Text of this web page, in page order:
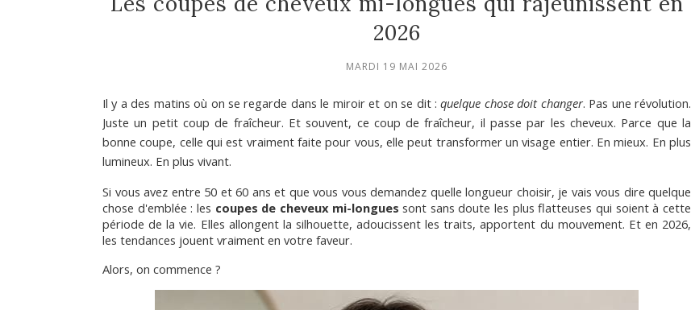
2026
MARDI 19 MAI 2026
Il y a des matins où on se regarde dans le miroir et on se dit : quelque chose doit changer. Pas une révolution.
Juste un petit coup de fraîcheur. Et souvent, ce coup de fraîcheur, il passe par les cheveux. Parce que la
bonne coupe, celle qui est vraiment faite pour vous, elle peut transformer un visage entier. En mieux. En plus
lumineux. En plus vivant.
Si vous avez entre 50 et 60 ans et que vous vous demandez quelle longueur choisir, je vais vous dire quelque
chose d'emblée : les coupes de cheveux mi-longues sont sans doute les plus flatteuses qui soient à cette
période de la vie. Elles allongent la silhouette, adoucissent les traits, apportent du mouvement. Et en 2026,
les tendances jouent vraiment en votre faveur.
Alors, on commence ?